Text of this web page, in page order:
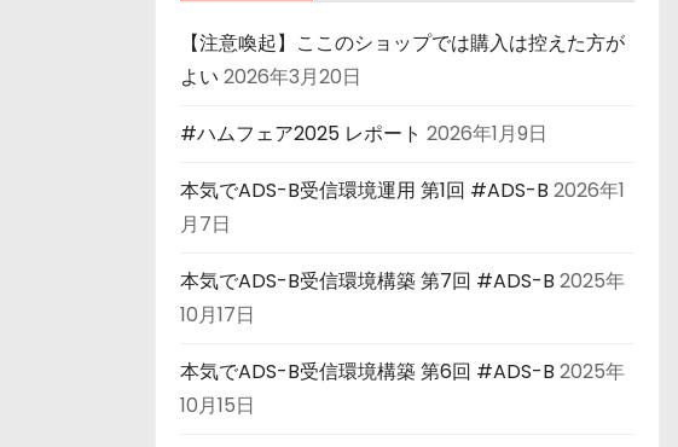
【注意喚起】ここのショップでは購入は控えた方が
よい 2026年3月20日
#ハムフェア2025 レポート 2026年1月9日
本気でADS-B受信環境運用 第1回 #ADS-B 2026年1
月7日
本気でADS-B受信環境構築 第7回 #ADS-B 2025年
10月17日
本気でADS-B受信環境構築 第6回 #ADS-B 2025年
10月15日